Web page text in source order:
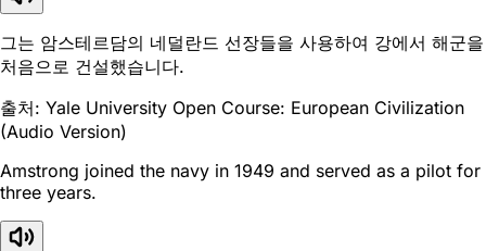
그는 암스테르담의 네덜란드 선장들을 사용하여 강에서 해군을
처음으로 건설했습니다.
출처: Yale University Open Course: European Civilization
(Audio Version)
Amstrong joined the navy in 1949 and served as a pilot for
three years.